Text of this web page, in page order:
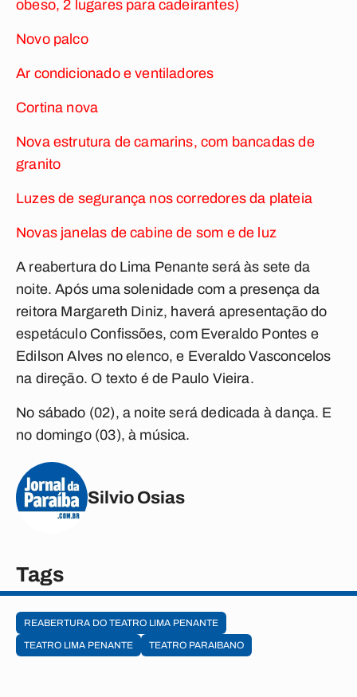
obeso, 2 lugares para cadeirantes)
Novo palco
Ar condicionado e ventiladores
Cortina nova
Nova estrutura de camarins, com bancadas de
granito
Luzes de segurança nos corredores da plateia
Novas janelas de cabine de som e de luz
A reabertura do Lima Penante será às sete da
noite. Após uma solenidade com a presença da
reitora Margareth Diniz, haverá apresentação do
espetáculo Confissões, com Everaldo Pontes e
Edilson Alves no elenco, e Everaldo Vasconcelos
na direção. O texto é de Paulo Vieira.
No sábado (02), a noite será dedicada à dança. E
no domingo (03), à música.
Silvio Osias
Tags
REABERTURA DO TEATRO LIMA PENANTE
TEATRO LIMA PENANTE
TEATRO PARAIBANO